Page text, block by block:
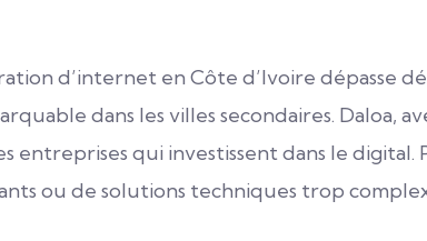
d’internet en Côte d’Ivoire dépasse
dans les villes secondaires. Daloa,
qui investissent dans le
ou de solutions techniques trop